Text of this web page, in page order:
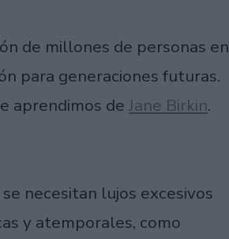
de millones de personas en
para generaciones futuras.
aprendimos de Jane Birkin.
necesitan lujos excesivos
y atemporales, como